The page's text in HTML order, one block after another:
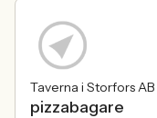
Taverna i Storfors AB
pizzabagare